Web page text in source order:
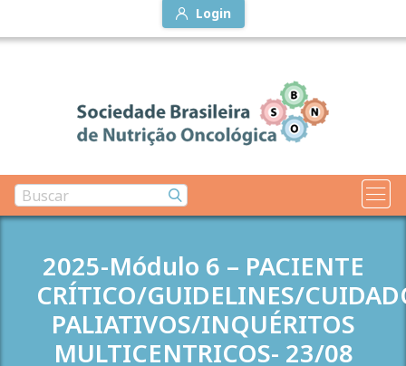
Login
2025-Módulo 6 – PACIENTE
CRÍTICO/GUIDELINES/
PALIATIVOS/INQUÉRITOS
MULTICENTRICOS- 23/08